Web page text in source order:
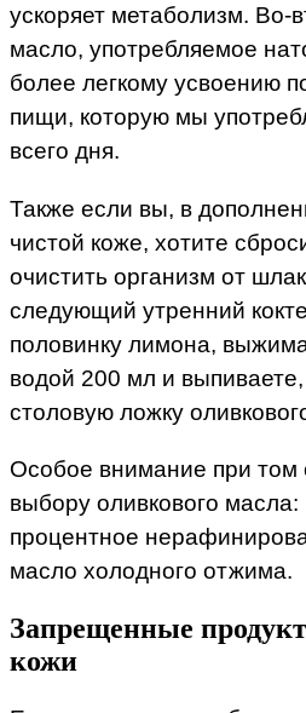
ускоряет метаболизм. Во-
масло, употребляемое
более легкому усвоению
пищи, которую мы
всего дня.
Также если вы, в
чистой коже, хотите
очистить организм от
следующий утренний
половинку лимона,
водой 200 мл и
столовую ложку
Особое внимание при том
выбору оливкового
процентное
масло холодного отжима.
Запрещенные
кожи